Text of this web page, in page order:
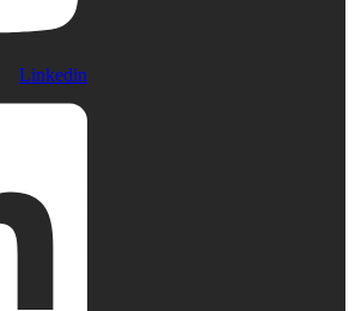
Linkedin